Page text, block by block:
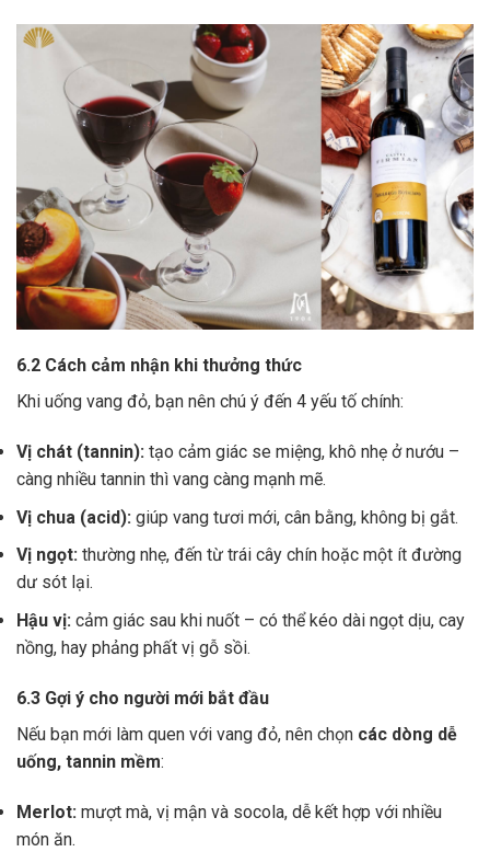
6.2 Cách cảm nhận khi thưởng thức
Khi uống vang đỏ, bạn nên chú ý đến 4 yếu tố chính:
Vị chát (tannin): tạo cảm giác se miệng, khô nhẹ ở nướu –
càng nhiều tannin thì vang càng mạnh mẽ.
Vị chua (acid): giúp vang tươi mới, cân bằng, không bị gắt.
Vị ngọt: thường nhẹ, đến từ trái cây chín hoặc một ít đường
dư sót lại.
Hậu vị: cảm giác sau khi nuốt – có thể kéo dài ngọt dịu, cay
nồng, hay phảng phất vị gỗ sồi.
6.3 Gợi ý cho người mới bắt đầu
Nếu bạn mới làm quen với vang đỏ, nên chọn các dòng dễ
uống, tannin mềm:
Merlot: mượt mà, vị mận và socola, dễ kết hợp với nhiều
món ăn.